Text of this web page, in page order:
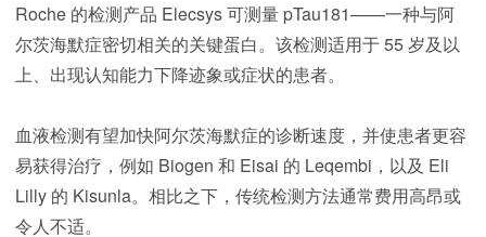
Roche 的检测产品 Elecsys 可测量 pTau181——一种与阿
尔茨海默症密切相关的关键蛋白。该检测适用于 55 岁及以
上、出现认知能力下降迹象或症状的患者。
血液检测有望加快阿尔茨海默症的诊断速度，并使患者更容
易获得治疗，例如 Biogen 和 Eisai 的 Leqembi，以及 Eli
Lilly 的 Kisunla。相比之下，传统检测方法通常费用高昂或
令人不适。